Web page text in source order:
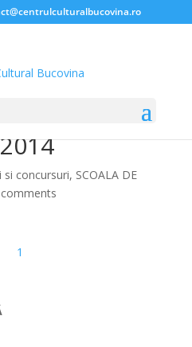
si concursuri, SCOALA DE